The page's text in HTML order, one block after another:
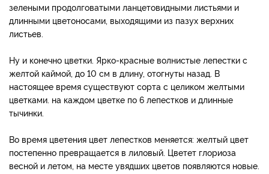
зелеными продолговатыми ланцетовидными листьями и
длинными цветоносами, выходящими из пазух верхних
листьев.
Ну и конечно цветки. Ярко-красные волнистые лепестки с
желтой каймой, до 10 см в длину, отогнуты назад. В
настоящее время существуют сорта с целиком желтыми
цветками. на каждом цветке по 6 лепестков и длинные
тычинки.
Во время цветения цвет лепестков меняется: желтый цвет
постепенно превращается в лиловый. Цветет глориоза
весной и летом, на месте увядших цветов появляются новые.